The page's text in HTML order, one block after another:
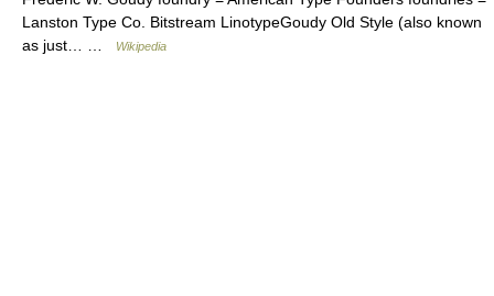
Lanston Type Co. Bitstream LinotypeGoudy Old Style (also known
as just… …
Wikipedia